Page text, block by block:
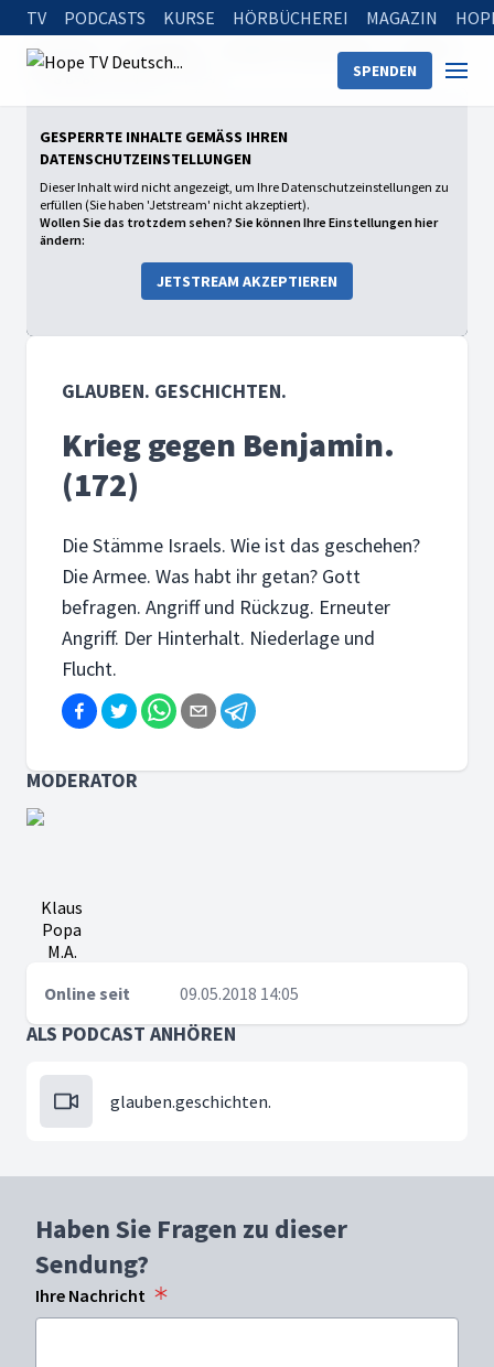
TV PODCASTS KURSE HÖRBÜCHEREI MAGAZIN
SPENDEN
Startseite Glauben. Geschichten.
Richter
Krieg gegen Benjamin. (172)
GESPERRTE INHALTE GEMÄSS IHREN D
ATENSCHUTZEINSTELLUNGEN
Dieser Inhalt wird nicht angezeigt, um Ihre Datenschutzeinstellungen zu
erfüllen (Sie haben 'Jetstream' nicht akzeptiert).
Wollen Sie das trotzdem sehen? Sie können Ihre Einstellungen hier
ändern:
JETSTREAM AKZEPTIEREN
GLAUBEN. GESCHICHTEN.
Krieg gegen Benjamin.
(172)
Die Stämme Israels. Wie ist das geschehen?
Die Armee. Was habt ihr getan? Gott
befragen. Angriff und Rückzug. Erneuter
Angriff. Der Hinterhalt. Niederlage und
Flucht.
MODERATOR
Klaus
Popa
M.A.
Online seit
09.05.2018 14:05
ALS PODCAST ANHÖREN
glauben.geschichten.
Haben Sie Fragen zu dieser
Sendung?
Ihre Nachricht